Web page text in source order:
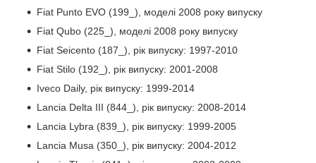
Fiat Punto EVO (199_), моделі 2008 року випуску
Fiat Qubo (225_), моделі 2008 року випуску
Fiat Seicento (187_), рік випуску: 1997-2010
Fiat Stilo (192_), рік випуску: 2001-2008
Iveco Daily, рік випуску: 1999-2014
Lancia Delta III (844_), рік випуску: 2008-2014
Lancia Lybra (839_), рік випуску: 1999-2005
Lancia Musa (350_), рік випуску: 2004-2012